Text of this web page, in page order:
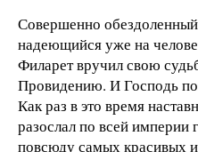
Совершенно
надеющийся уже на
Филарет вручил свою
Провидению. И Господь
Как раз в это время
разослал по всей империи
повсюду самых красивых